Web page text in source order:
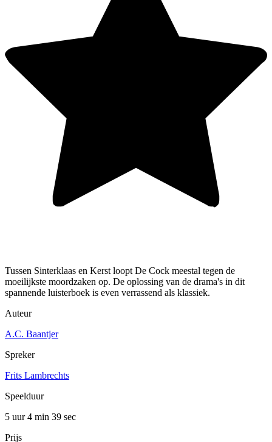
Tussen Sinterklaas en Kerst loopt De Cock meestal tegen de
moeilijkste moordzaken op. De oplossing van de drama's in dit
spannende luisterboek is even verrassend als klassiek.
Auteur
A.C. Baantjer
Spreker
Frits Lambrechts
Speelduur
5 uur 4 min 39 sec
Prijs